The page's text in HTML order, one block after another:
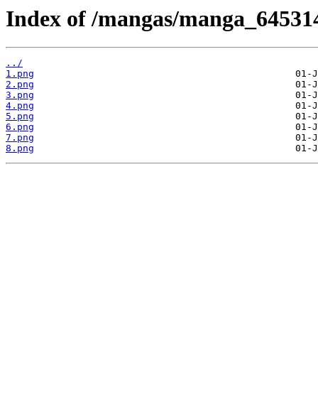
Index of /mangas/
../
1.png
2.png
3.png
4.png
5.png
6.png
7.png
8.png